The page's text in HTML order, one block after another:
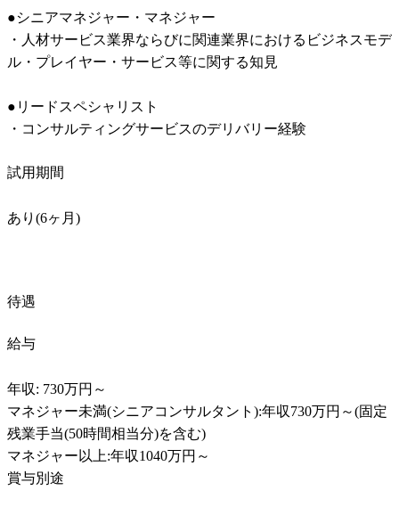
●シニアマネジャー・マネジャー
・人材サービス業界ならびに関連業界におけるビジネスモデ
ル・プレイヤー・サービス等に関する知見
●リードスペシャリスト
・コンサルティングサービスのデリバリー経験
試用期間
あり(6ヶ月)
待遇
給与
年収: 730万円～
マネジャー未満(シニアコンサルタント):年収730万円～(固定
残業手当(50時間相当分)を含む)
マネジャー以上:年収1040万円～
賞与別途